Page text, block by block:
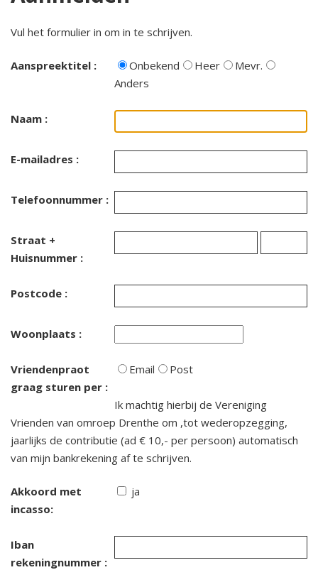
Vul het formulier in om in te schrijven.
Aanspreektitel : Onbekend Heer
Mevr.
Anders
Naam :
E-mailadres :
Telefoonnummer :
Straat +
Huisnummer :
Postcode :
Woonplaats :
Vriendenpraot
graag sturen per :
Email Post
Ik machtig hierbij de Vereniging
Vrienden van omroep Drenthe om ,tot wederopzegging,
jaarlijks de contributie (ad € 10,- per persoon) automatisch
van mijn bankrekening af te schrijven.
Akkoord met
incasso:
ja
Iban
rekeningnummer :
2024 Winterfair 27, 28, 29 december
2024 Vriendenmiddag 16 november
2024 Fietsdag 14 september
2024 Rondleiding 27 juni
2024 Algemene Ledenvergadering Notulen
2024 Vriendenmiddag 9 maart
2023 Route fietstocht 9 september
2023 Algemene Ledenvergadering deel 2
Notulen
Notulen
2023 Jubileumjaar, 1988 - 2023